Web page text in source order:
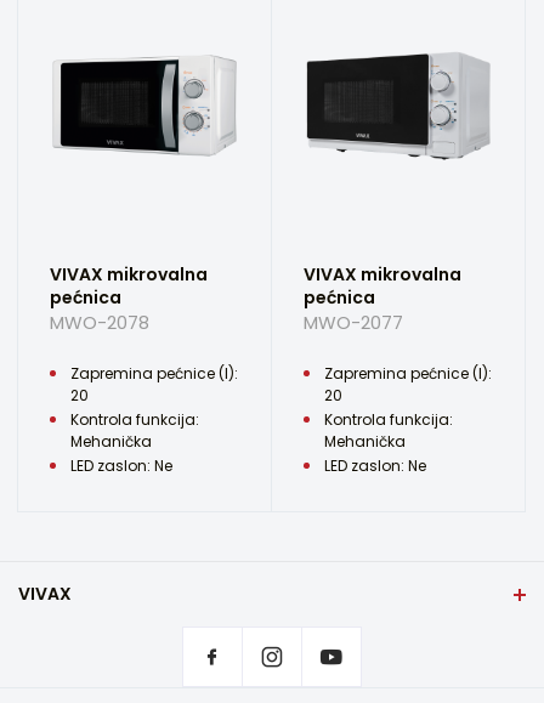
VIVAX mikrovalna
pećnica
MWO-2078
Zapremina pećnice (l):
20
Kontrola funkcija:
Mehanička
LED zaslon: Ne
VIVAX mikrovalna
pećnica
MWO-2077
Zapremina pećnice (l):
20
Kontrola funkcija:
Mehanička
LED zaslon: Ne
VIVAX